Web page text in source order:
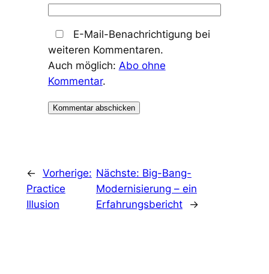
E-Mail-Benachrichtigung bei
weiteren Kommentaren.
Auch möglich: Abo ohne
Kommentar.
← Vorherige:
Practice
Illusion
Nächste: Big-Bang-
Modernisierung – ein
Erfahrungsbericht
→